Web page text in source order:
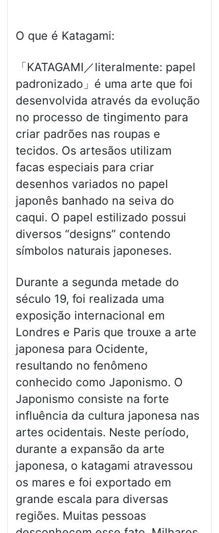
O que é Katagami:
「KATAGAMI／literalmente: papel
padronizado」é uma arte que foi
desenvolvida através da evolução
no processo de tingimento para
criar padrões nas roupas e
tecidos. Os artesãos utilizam
facas especiais para criar
desenhos variados no papel
japonês banhado na seiva do
caqui. O papel estilizado possui
diversos “designs” contendo
símbolos naturais japoneses.
Durante a segunda metade do
século 19, foi realizada uma
exposição internacional em
Londres e Paris que trouxe a arte
japonesa para Ocidente,
resultando no fenômeno
conhecido como Japonismo. O
Japonismo consiste na forte
influência da cultura japonesa nas
artes ocidentais. Neste período,
durante a expansão da arte
japonesa, o katagami atravessou
os mares e foi exportado em
grande escala para diversas
regiões. Muitas pessoas